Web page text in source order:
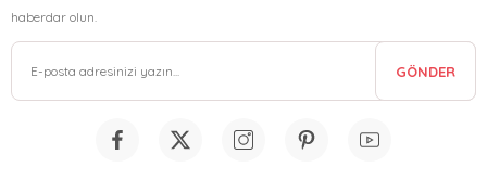
haberdar olun.
GÖNDER